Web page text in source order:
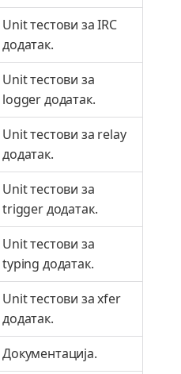
Unit тестови за IRC
додатак.
Unit тестови за
logger додатак.
Unit тестови за relay
додатак.
Unit тестови за
trigger додатак.
Unit тестови за
typing додатак.
Unit тестови за xfer
додатак.
Документација.